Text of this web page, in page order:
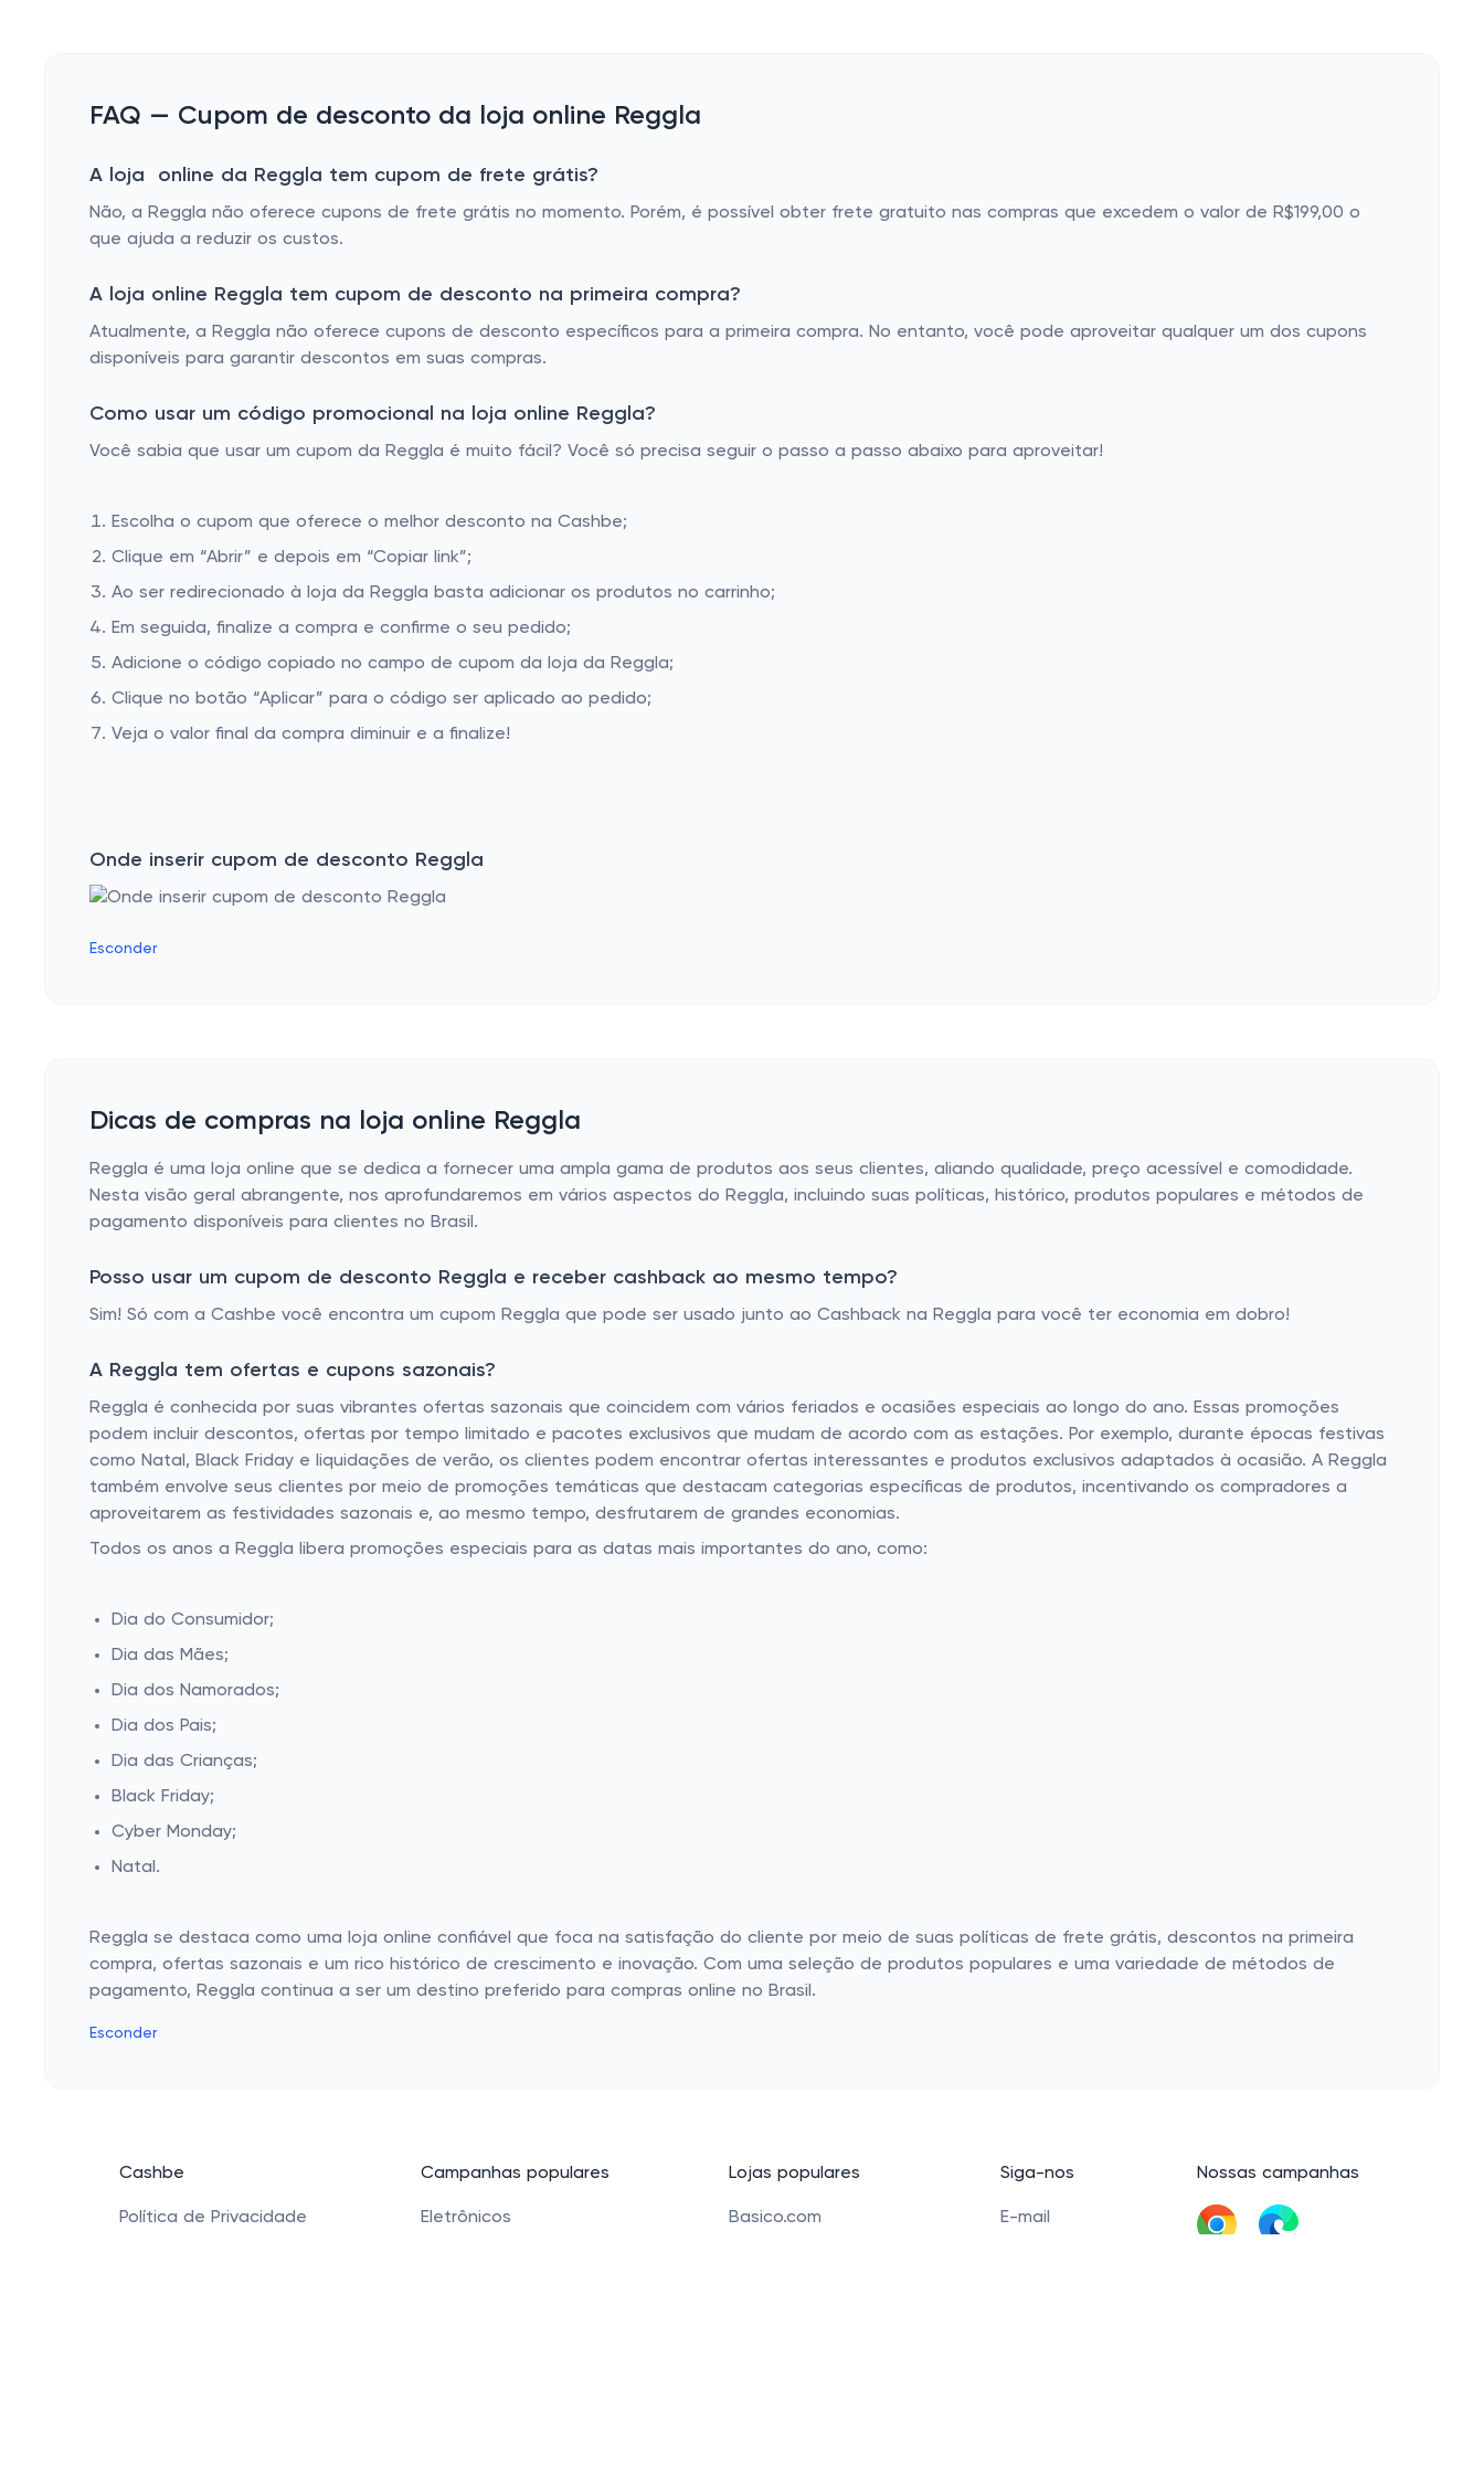
FAQ — Cupom de desconto da loja online Reggla
A loja online da Reggla tem cupom de frete grátis?
Não, a Reggla não oferece cupons de frete grátis no momento. Porém, é possível obter frete gratuito nas compras que excedem o valor de R$199,00 o
que ajuda a reduzir os custos.
A loja online Reggla tem cupom de desconto na primeira compra?
Atualmente, a Reggla não oferece cupons de desconto específicos para a primeira compra. No entanto, você pode aproveitar qualquer um dos cupons
disponíveis para garantir descontos em suas compras.
Como usar um código promocional na loja online Reggla?
Você sabia que usar um cupom da Reggla é muito fácil? Você só precisa seguir o passo a passo abaixo para aproveitar!
Escolha o cupom que oferece o melhor desconto na Cashbe;
Clique em “Abrir” e depois em “Copiar link”;
Ao ser redirecionado à loja da Reggla basta adicionar os produtos no carrinho;
Em seguida, finalize a compra e confirme o seu pedido;
Adicione o código copiado no campo de cupom da loja da Reggla;
Clique no botão “Aplicar” para o código ser aplicado ao pedido;
Veja o valor final da compra diminuir e a finalize!
Onde inserir cupom de desconto Reggla
Esconder
Dicas de compras na loja online Reggla
Reggla é uma loja online que se dedica a fornecer uma ampla gama de produtos aos seus clientes, aliando qualidade, preço acessível e comodidade.
Nesta visão geral abrangente, nos aprofundaremos em vários aspectos do Reggla, incluindo suas políticas, histórico, produtos populares e métodos de
pagamento disponíveis para clientes no Brasil.
Posso usar um cupom de desconto Reggla e receber cashback ao mesmo tempo?
Sim! Só com a Cashbe você encontra um cupom Reggla que pode ser usado junto ao Cashback na Reggla para você ter economia em dobro!
A Reggla tem ofertas e cupons sazonais?
Reggla é conhecida por suas vibrantes ofertas sazonais que coincidem com vários feriados e ocasiões especiais ao longo do ano. Essas promoções
podem incluir descontos, ofertas por tempo limitado e pacotes exclusivos que mudam de acordo com as estações. Por exemplo, durante épocas festivas
como Natal, Black Friday e liquidações de verão, os clientes podem encontrar ofertas interessantes e produtos exclusivos adaptados à ocasião. A Reggla
também envolve seus clientes por meio de promoções temáticas que destacam categorias específicas de produtos, incentivando os compradores a
aproveitarem as festividades sazonais e, ao mesmo tempo, desfrutarem de grandes economias.
Todos os anos a Reggla libera promoções especiais para as datas mais importantes do ano, como:
Dia do Consumidor;
Dia das Mães;
Dia dos Namorados;
Dia dos Pais;
Dia das Crianças;
Black Friday;
Cyber Monday;
Natal.
Reggla se destaca como uma loja online confiável que foca na satisfação do cliente por meio de suas políticas de frete grátis, descontos na primeira
compra, ofertas sazonais e um rico histórico de crescimento e inovação. Com uma seleção de produtos populares e uma variedade de métodos de
pagamento, Reggla continua a ser um destino preferido para compras online no Brasil.
Esconder
Cashbe
Política de Privacidade
Campanhas populares
Eletrônicos
Lojas populares
Basico.com
Siga-nos
E-mail
Nossas campanhas